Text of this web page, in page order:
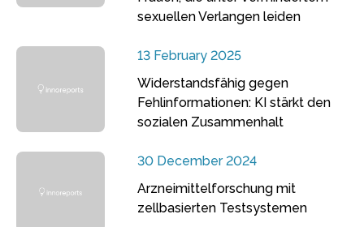
sexuellen Verlangen leiden
13 February 2025
Widerstandsfähig gegen
Fehlinformationen: KI stärkt den
sozialen Zusammenhalt
30 December 2024
Arzneimittelforschung mit
zellbasierten Testsystemen